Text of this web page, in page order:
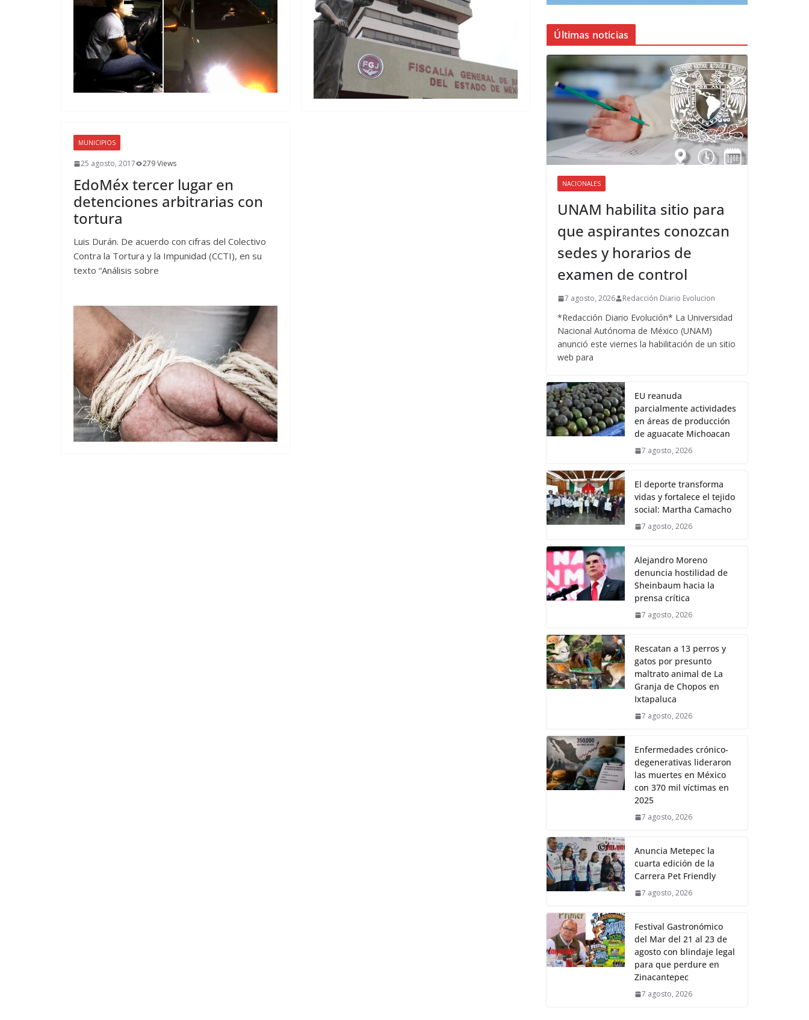
MUNICIPIOS
25 agosto, 2017 279 Views
EdoMéx tercer lugar en
detenciones arbitrarias con
tortura
Luis Durán. De acuerdo con cifras del Colectivo
Contra la Tortura y la Impunidad (CCTI), en su
texto “Análisis sobre
Últimas noticias
NACIONALES
UNAM habilita sitio para
que aspirantes conozcan
sedes y horarios de
examen de control
7 agosto, 2026 Redacción Diario Evolucion
*Redacción Diario Evolución* La Universidad
Nacional Autónoma de México (UNAM)
anunció este viernes la habilitación de un sitio
web para
EU reanuda
parcialmente actividades
en áreas de producción
de aguacate Michoacan
7 agosto, 2026
El deporte transforma
vidas y fortalece el tejido
social: Martha Camacho
7 agosto, 2026
Alejandro Moreno
denuncia hostilidad de
Sheinbaum hacia la
prensa crítica
7 agosto, 2026
Rescatan a 13 perros y
gatos por presunto
maltrato animal de La
Granja de Chopos en
Ixtapaluca
7 agosto, 2026
Enfermedades crónico-
degenerativas lideraron
las muertes en México
con 370 mil víctimas en
2025
7 agosto, 2026
Anuncia Metepec la
cuarta edición de la
Carrera Pet Friendly
7 agosto, 2026
Festival Gastronómico
del Mar del 21 al 23 de
agosto con blindaje legal
para que perdure en
Zinacantepec
7 agosto, 2026